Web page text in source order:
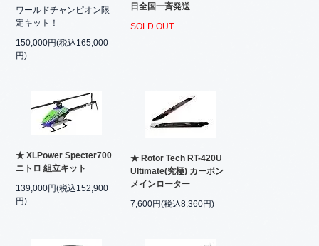
ワールドチャンピオン限
定キット！
150,000円(税込165,000
円)
日全国一斉発送
SOLD OUT
★ XLPower Specter700
ニトロ 組立キット
139,000円(税込152,900
円)
★ Rotor Tech RT-420U
Ultimate(究極) カーボン
メインローター
7,600円(税込8,360円)